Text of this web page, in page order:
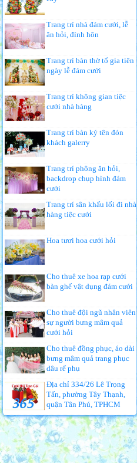
Trang trí nhà đám cưới, lễ
ăn hỏi, đính hôn
Trang trí bàn thờ tổ gia tiên
ngày lễ đám cưới
Trang trí không gian tiệc
cưới nhà hàng
Trang trí bàn ký tên đón
khách galerry
Trang trí phông ăn hỏi,
backdrop chụp hình đám
cưới
Trang trí sân khấu lối đi nhà
hàng tiệc cưới
Hoa tươi hoa cưới hỏi
Cho thuê xe hoa rạp cưới
bàn ghế vật dụng đám cưới
Cho thuê đội ngũ nhân viên
sự người bưng mâm quả
cưới hỏi
Cho thuê đồng phục, áo dài
bưng mâm quả trang phục
dâu rể phụ
Địa chỉ 334/26 Lê Trọng
Tấn, phường Tây Thạnh,
quận Tân Phú, TPHCM